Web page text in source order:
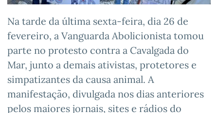
Na tarde da última sexta-feira, dia 26 de
fevereiro, a Vanguarda Abolicionista tomou
parte no protesto contra a Cavalgada do
Mar, junto a demais ativistas, protetores e
simpatizantes da causa animal. A
manifestação, divulgada nos dias anteriores
pelos maiores jornais, sites e rádios do